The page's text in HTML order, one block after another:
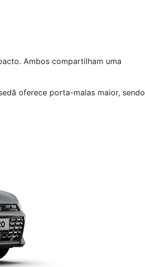
Ambos compartilham uma
oferece porta-malas maior, sendo